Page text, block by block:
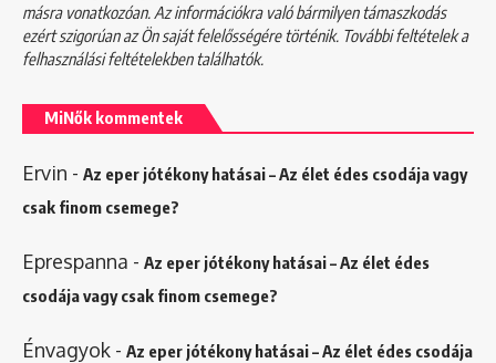
másra vonatkozóan. Az információkra való bármilyen támaszkodás
ezért szigorúan az Ön saját felelősségére történik. További feltételek a
felhasználási feltételekbentalálhatók.
MiNők kommentek
Ervin - Az eper jótékony hatásai – Az élet édes csodája vagy
csak finom csemege?
Eprespanna - Az eper jótékony hatásai – Az élet édes
csodája vagy csak finom csemege?
Énvagyok - Az eper jótékony hatásai – Az élet édes csodája